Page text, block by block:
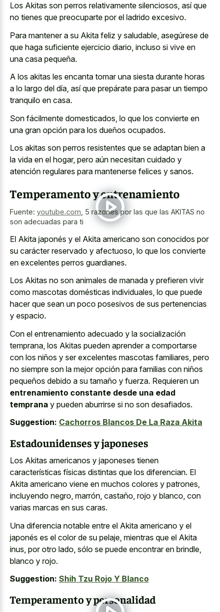
Los Akitas son perros relativamente silenciosos, así que
no tienes que preocuparte por el ladrido excesivo.
Para mantener a su Akita feliz y saludable, asegúrese de
que haga suficiente ejercicio diario, incluso si vive en
una casa pequeña.
A los akitas les encanta tomar una siesta durante horas
a lo largo del día, así que prepárate para pasar un tiempo
tranquilo en casa.
Son fácilmente domesticados, lo que los convierte en
una gran opción para los dueños ocupados.
Los akitas son perros resistentes que se adaptan bien a
la vida en el hogar, pero aún necesitan cuidado y
atención regulares para mantenerse felices y sanos.
Temperamento y entrenamiento
Fuente: youtube.com 5 razones por las que las AKITAS no
son adecuadas para ti
El Akita japonés y el Akita americano son conocidos por
su carácter reservado y afectuoso, lo que los convierte
en excelentes perros guardianes.
Los Akitas no son animales de manada y prefieren vivir
como mascotas domésticas individuales, lo que puede
hacer que sean un poco posesivos de sus pertenencias
y espacio.
Con el entrenamiento adecuado y la socialización
temprana, los Akitas pueden aprender a comportarse
con los niños y ser excelentes mascotas familiares, pero
no siempre son la mejor opción para familias con niños
pequeños debido a su tamaño y fuerza. Requieren un
entrenamiento constante desde una edad
temprana y pueden aburrirse si no son desafiados.
Suggestion: Cachorros Blancos De La Raza Akita
Estadounidenses y japoneses
Los Akitas americanos y japoneses tienen
características físicas distintas que los diferencian. El
Akita americano viene en muchos colores y patrones,
incluyendo negro, marrón, castaño, rojo y blanco, con
varias marcas en sus caras.
Una diferencia notable entre el Akita americano y el
japonés es el color de su pelaje, mientras que el Akita
inus, por otro lado, sólo se puede encontrar en brindle,
blanco y rojo.
Suggestion: Shih Tzu Rojo Y Blanco
Temperamento y personalidad